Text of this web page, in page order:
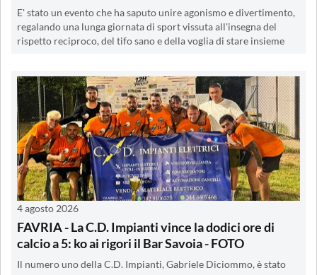
E' stato un evento che ha saputo unire agonismo e divertimento,
regalando una lunga giornata di sport vissuta all'insegna del
rispetto reciproco, del tifo sano e della voglia di stare insieme
4 agosto 2026
FAVRIA - La C.D. Impianti vince la dodici ore di
calcio a 5: ko ai rigori il Bar Savoia - FOTO
Il numero uno della C.D. Impianti, Gabriele Diciommo, è stato